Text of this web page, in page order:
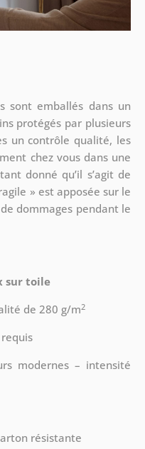
sont emballés dans un
protégés par plusieurs
un contrôle qualité, les
chez vous dans une
donné qu’il s’agit de
» est apposée sur le
dommages pendant le
sur toile
de 280 g/m2
modernes – intensité
résistante